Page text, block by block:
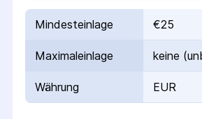
Mindesteinlage €25
Maximaleinlage keine
Währung EUR